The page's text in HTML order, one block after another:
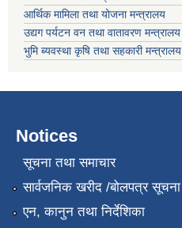
आर्थिक मामिला तथा योजना मन्त्रालय
उद्यग पर्यटन वन तथा वातावरण मन्त्रालय
भुमि ब्यवस्था कृषि तथा सहकारी मन्त्रालय
Notices
सूचना तथा समाचार
सार्वजनिक खरीद /बोलपत्र सूचना
एन, कानुन तथा निर्देशिका